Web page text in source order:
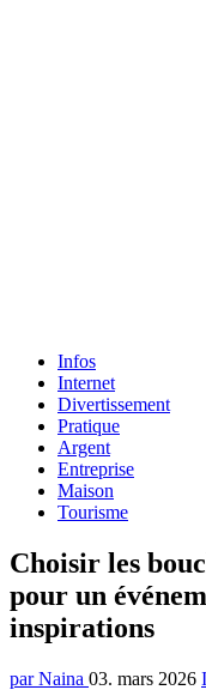
Formulaire
recherche
Infos
Internet
Divertissement
Pratique
Argent
Entreprise
Maison
Tourisme
Menu
Choisir les
pour un
inspirations
par Naina 03. mars 2026